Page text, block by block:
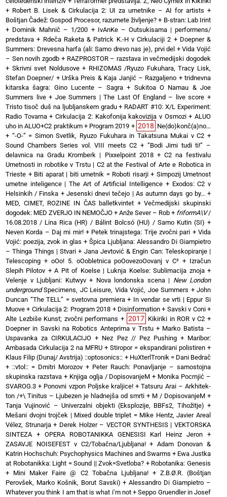
+ Robert B. Lisek & Cirkulacija 2: UI za umetnike – AI for artists +
Boštjan Čadež: Gospod Procesor, razumete življenje? + B-stran: Lab Irint
+ Dominik Mahnič – 1/200 + IvAnKe – Outsukisama | performens/
predstava + Rdeča Raketa & Patrick K.-H v Cirkulaciji 2 + Doepner &
Summers: Drevesna harfa (ali: Samo drevo nas je), prvi del +Vida Vojić
– Sen novih zgodb + RAZPROSTOR – razstava in večmedijski dogodek
+ Skrivni svet Noldusove+ RHIZOMAS /Ryuzo Fukuhara, Tracy Lisk,
Stefan Doepner/ +Urška Preis & Kaja Janjić – Razgaljeno +tridnevna
kitarska šagra: Gino Lucente – Sagra+ Sukitoa O Namau & Joe
Summers live+ Joe Summers | The Last Of England – live score +
Tristo tisoč duš na ljubljanskem gradu+ RADART #10: X/L Experiment:
Radio Tovarna+Cirkulacija 2: Kakofonija kakovizija v Osmozi+ALUO
uho in ALUO+C2 praktikum+ Program 2019 + 2018 Ne(do)konč(a)no…
+ “-O-” = Simon Svetlik, Ryuzo Fukuhara in Takatsuna Mukai v C2 +
Sound Chambers Series vol. VIII meets C2 + “Bodi Jimi tudi ti!” –
delavnica na Gradu Kromberk | Pixxelpoint 2018+ C2 na festivalu
Umetnosti in robotike v Trstu | C2 at the Festival of Arte e Robotica in
Trieste + Biti aparat | biti umetnik = Roboti risarji+ Simpozij Umetnost
umetne inteligence | The Art of Artificial Intelligence + Exodos: C2 v
Helsinkih / Finska + Jesenski dnevi tečejo | As autumn days go by… +
MED, CIMET, ROZINE IN ČAS balletkvintet +Večmedijski skupinski
dogodek: MED ZVERJO IN NEMOČJO + Anže Sever – Rob + friformA\V/
16.08.2018 / Lina Rica (HR) / Bálint Bolcsó (HU) / Samo Kutin (SI) +
Neven Korda – Daj mi mir!+ Petek trinajstega: Trije zvočni pari +Vida
Vojić: poezija, zvok in glas + Špica Ljubljana: Alessandro Di Giampietro
– Thinga Things | Stvari + Jana Jevtović & Engin Can: Teleskopiranje |
Telescoping + oOo! 5. oOobletnica poOovezoOovanj v C² + Izračun
Slepih Pilotov +A Pit of Koelse | Luknja Koelse: Sublimacija znoja+
Velenje v Ljubljani: Kutwyv+ Nova londonska scena | New London
undergroundSpecimens, JC Leisure, Vida Vojić, Joe Summers +John
Duncan “The TELL” = svetovna premiera+ In vendar se vrti | Eppur Si
Muove + Cirkulacija 2: Program 2018 + Disinformation + Savski v Coni+
Alte Lezbiše Kunst; zvočni performans + 2017 Kikiriki in ROR v C2 +
Doepner in Savski na Robotics Anteprima v Trstu+ Marko Batista –
Uspavanka za CIRKULACIJO + Nez Pez // Pez Pushing+ Maribor:
Ambasada Cirkulacija 2 na MFRU + Stiropor = ekspandirani polistiren +
Klaus Filip (Dunaj/ Avstrija) ::optosonics:: + HuXterlTronik = Dani Bedrač
+ ::vtol:: = Dmitri Morozov + Peter Rauch: Ponavljanje – samostojna
skupinska razstava+ Knjiga oglja / DopisovanjeM + Monika Pocrnjić –
SVAROG.3 + Ponovni vzpon Poljske kraljice! +Tatsuru Arai – Arkhitek-
ton /+\ Tinitus – Ljubezen je hladnejša od smrti + M / DopisovanjeM +
Tanja Vujinović – Univerzalni objekti (Eksplozije, BBFs2, Tihožitje) +
Mešani dvojni trojček | Mixed double triplet = Mike Hentz, Javier Areal
Vélez, Strunarja+ Derek Holzer – VECTOR SYNTHESIS | VEKTORSKA
SINTEZA + OPERA ROBOTANIKKA GENESISI Karl Heinz Jeron +
ZASAVJE NOISEFEST v C2/Tobačna/Ljubljana!+ Adam Donovan &
Katrin Hochschuh: Psychophysics Machines and Swarms + Ewa Justka
at Robotanikka: Light = Sound || Zvok=Svetloba? + Robotanika: Genesis
+ Mini Maker Faire @ C2 Tobačna Ljubljana!+ Z.B.Ø.R. (Boštjan
Perovšek, Marko Košnik, Borut Savski) +Alessandro Di Giampietro –
Whatever you think I am that is what i’m not+Seppo Gruendler in Josef